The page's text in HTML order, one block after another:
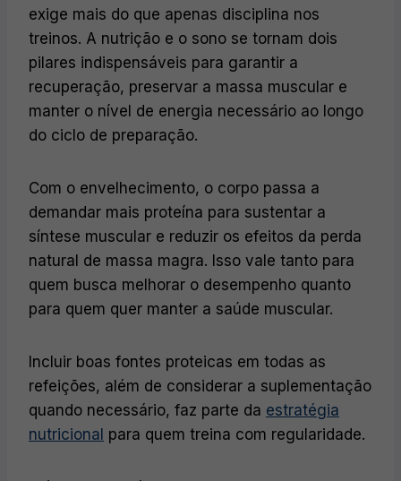
exige mais do que apenas disciplina nos
treinos. A nutrição e o sono se tornam dois
pilares indispensáveis para garantir a
recuperação, preservar a massa muscular e
manter o nível de energia necessário ao longo
do ciclo de preparação.
Com o envelhecimento, o corpo passa a
demandar mais proteína para sustentar a
síntese muscular e reduzir os efeitos da perda
natural de massa magra. Isso vale tanto para
quem busca melhorar o desempenho quanto
para quem quer manter a saúde muscular.
Incluir boas fontes proteicas em todas as
refeições, além de considerar a suplementação
quando necessário, faz parte da estratégia
nutricional para quem treina com regularidade.